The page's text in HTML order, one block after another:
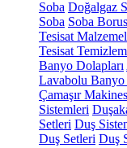
Soba Doğalgaz
Soba Soba
Tesisat
Tesisat
Banyo Dolapları
Lavabolu Banyo
Çamaşır
Sistemleri
Setleri Duş
Duş Setleri Duş